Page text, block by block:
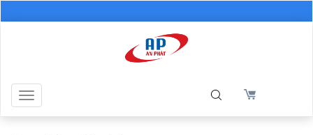
Toggle
navigation